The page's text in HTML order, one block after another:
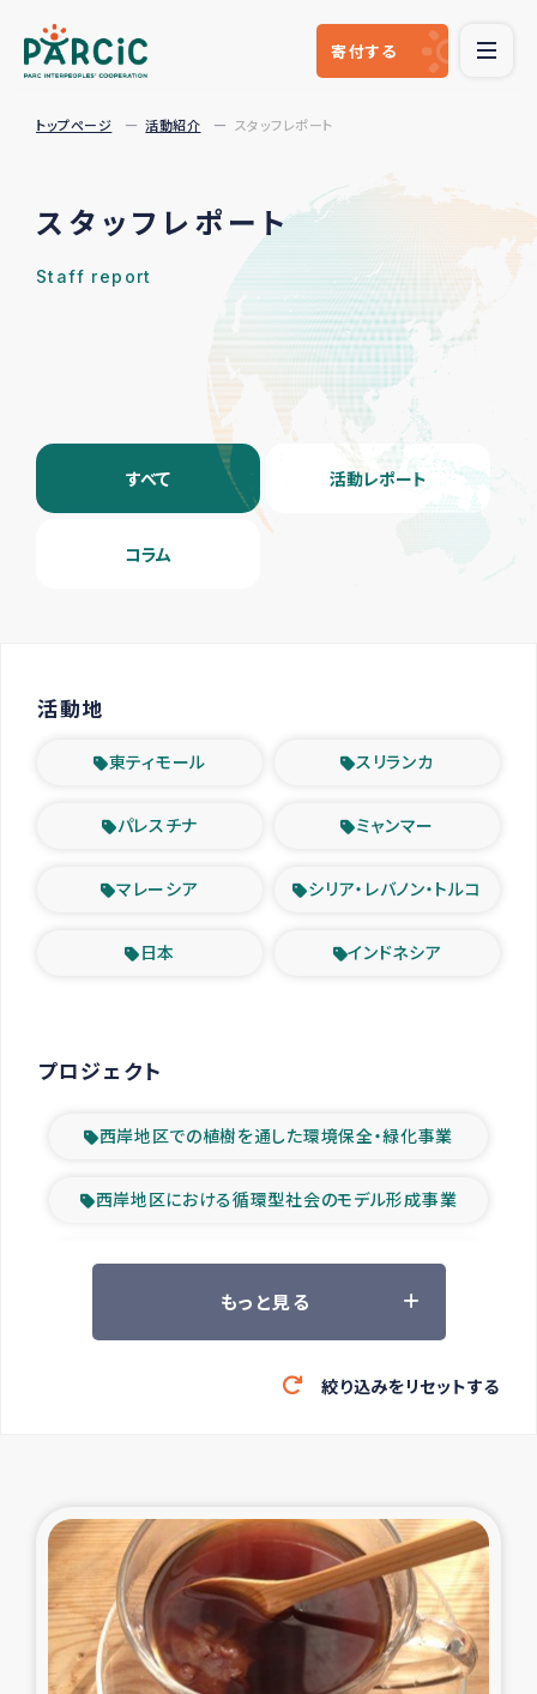
寄付する
トップページ 活動紹介 スタッフレポート
スタッフレポート
Staff report
すべて 活動レポート
コラム
活動地
東ティモール スリランカ
パレスチナ ミャンマー
マレーシア シリア・レバノン・トルコ
日本 インドネシア
プロジェクト
西岸地区での植樹を通した環境保全・緑化事業
西岸地区における循環型社会のモデル形成事業
ツアー参加者の声
緊急救援の時代
東ティモール豪雨緊急支援
大雨による洪水被災者支援
カカオ生産者支援事業
もっと見る
絞り込みをリセットする